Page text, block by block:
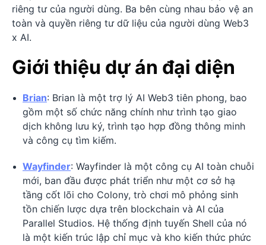
riêng tư của người dùng. Ba bên cùng nhau bảo vệ an
toàn và quyền riêng tư dữ liệu của người dùng Web3
x AI.
Giới thiệu dự án đại diện
Brian: Brian là một trợ lý AI Web3 tiên phong, bao
gồm một số chức năng chính như trình tạo giao
dịch không lưu ký, trình tạo hợp đồng thông minh
và công cụ tìm kiếm.
Wayfinder: Wayfinder là một công cụ AI toàn chuỗi
mới, ban đầu được phát triển như một cơ sở hạ
tầng cốt lõi cho Colony, trò chơi mô phỏng sinh
tồn chiến lược dựa trên blockchain và AI của
Parallel Studios. Hệ thống định tuyến Shell của nó
là một kiến trúc lập chỉ mục và kho kiến thức phức